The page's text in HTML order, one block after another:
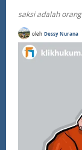
saksi adalah
oleh Dessy Nurana